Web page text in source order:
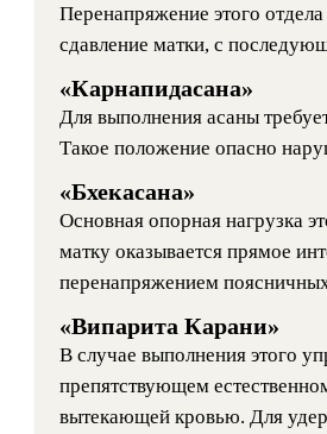
Перенапряжение этого
сдавление матки, с
«Карнапидасана»
Для выполнения асаны
Такое положение опасно
«Бхекасана»
Основная опорная нагрузка
матку оказывается прямое
перенапряжением
«Випарита Карани»
В случае выполнения этого
препятствующем
вытекающей кровью. Для